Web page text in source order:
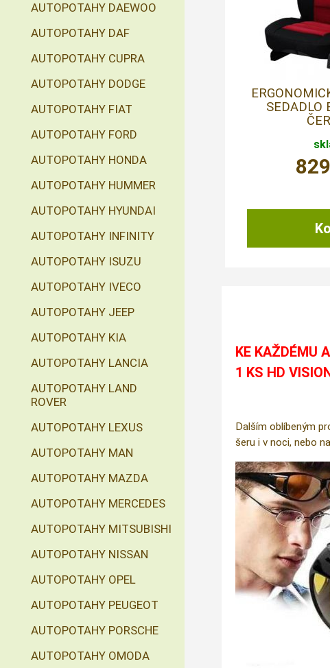
SEDADLO
829
KE KAŽDÉMU
1 KS HD
Dalším oblíbeným
šeru i v noci, nebo
AUTOPOTAHY DAEWOO
AUTOPOTAHY DAF
AUTOPOTAHY CUPRA
AUTOPOTAHY DODGE
AUTOPOTAHY FIAT
AUTOPOTAHY FORD
AUTOPOTAHY HONDA
AUTOPOTAHY HUMMER
AUTOPOTAHY HYUNDAI
AUTOPOTAHY INFINITY
AUTOPOTAHY ISUZU
AUTOPOTAHY IVECO
AUTOPOTAHY JEEP
AUTOPOTAHY KIA
AUTOPOTAHY LANCIA
AUTOPOTAHY LAND
ROVER
AUTOPOTAHY LEXUS
AUTOPOTAHY MAN
AUTOPOTAHY MAZDA
AUTOPOTAHY MERCEDES
AUTOPOTAHY MITSUBISHI
AUTOPOTAHY NISSAN
AUTOPOTAHY OPEL
AUTOPOTAHY PEUGEOT
AUTOPOTAHY PORSCHE
AUTOPOTAHY OMODA